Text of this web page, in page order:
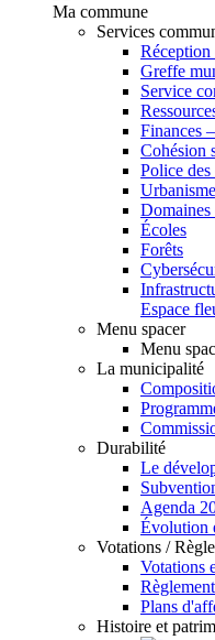
Ma commune
Services
Réception
Greffe
Service
Finances
Cohésion
Police
Domaines
Écoles
Forêts
Espace
Menu spacer
Menu
La municipalité
Durabilité
Le
Agenda
Évolution
Votations /
Votations
Plans
Histoire et